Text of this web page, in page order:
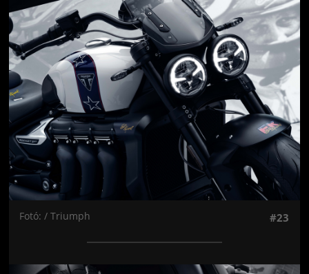
Fotó: / Triumph #23